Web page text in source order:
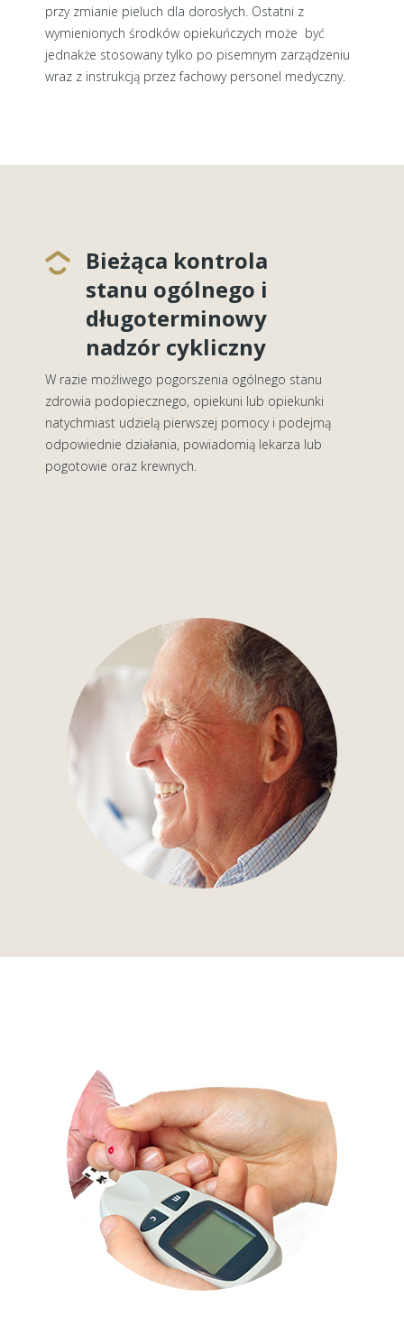
przy zmianie pieluch dla dorosłych. Ostatni z
wymienionych środków opiekuńczych może być
jednakże stosowany tylko po pisemnym zarządzeniu
wraz z instrukcją przez fachowy personel medyczny.
Bieżąca kontrola
stanu ogólnego i
długoterminowy
nadzór cykliczny
W razie możliwego pogorszenia ogólnego stanu
zdrowia podopiecznego, opiekuni lub opiekunki
natychmiast udzielą pierwszej pomocy i podejmą
odpowiednie działania, powiadomią lekarza lub
pogotowie oraz krewnych.